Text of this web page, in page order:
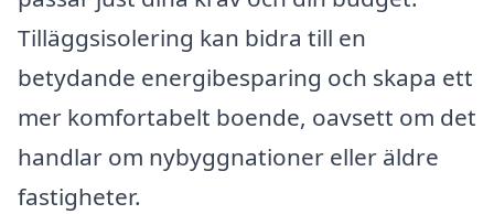
Tilläggsisolering kan bidra till en
betydande energibesparing och skapa ett
mer komfortabelt boende, oavsett om det
handlar om nybyggnationer eller äldre
fastigheter.